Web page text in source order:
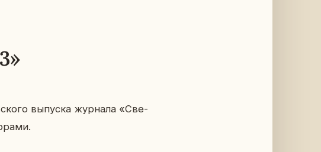
вы­пус­ка жур­на­ла «Све­